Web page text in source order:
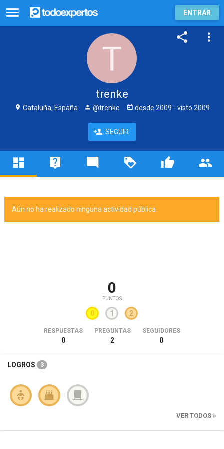
ENTRAR
trenke
Cataluña, España @trenke desde 2009 - visto 2009
SEGUIR
Aún no ha realizado ninguna actividad pública.
0
PUNTOS
0 1 2
RESPUESTAS
0
PREGUNTAS
2
SEGUIDORES
0
LOGROS 3
VER TODOS »